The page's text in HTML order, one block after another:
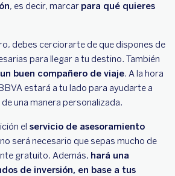
, es decir, marcar para qué quieres
debes cerciorarte de que dispones de
para llegar a tu destino. También
buen compañero de viaje. A la hora
estará a tu lado para ayudarte a
una manera personalizada.
el servicio de asesoramiento
no será necesario que sepas mucho de
gratuito. Además, hará una
de inversión, en base a tus